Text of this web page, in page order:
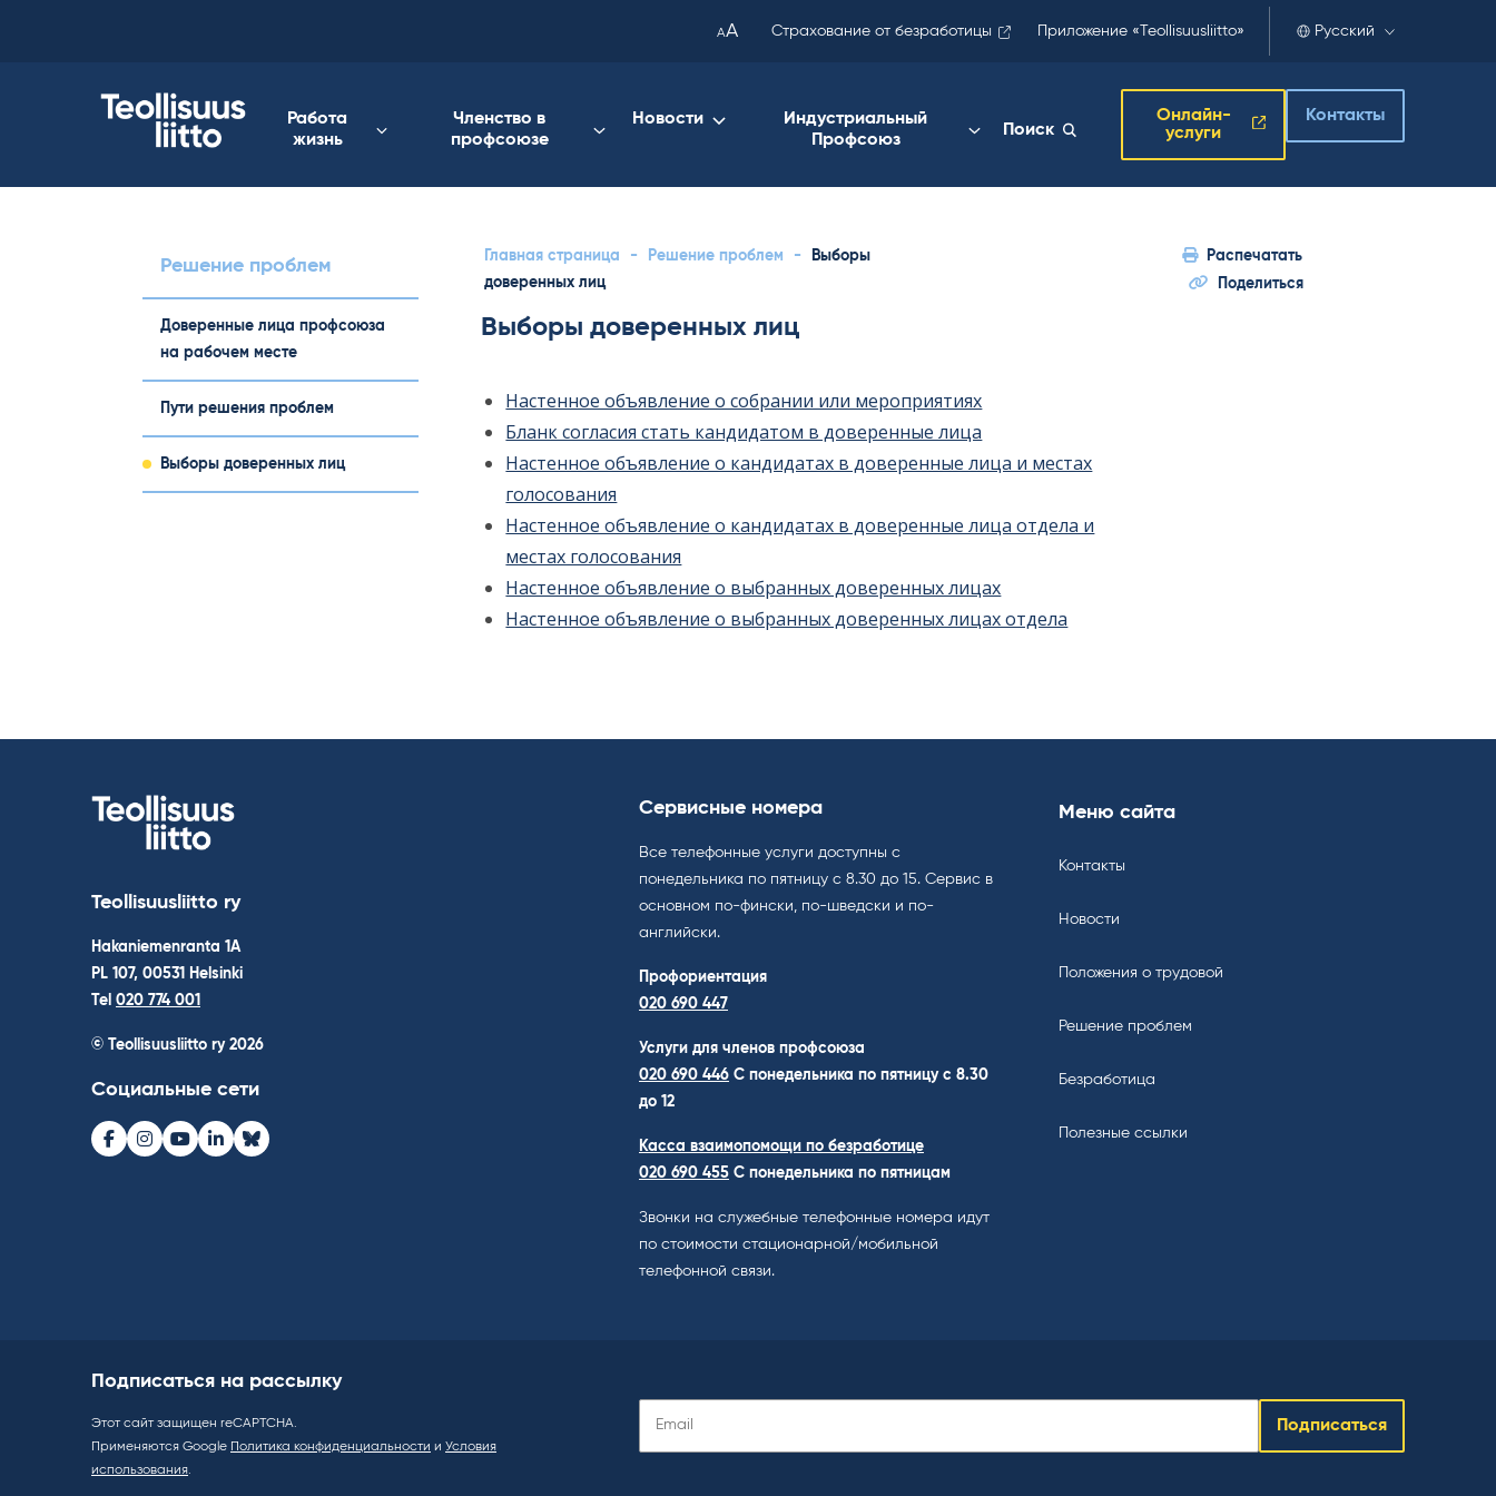
AA Страхование от безработицы Приложение «Teollisuusliitto» Русский
Работа
жизнь
Членство в
профсоюзе
Новости
Индустриальный
Профсоюз
Поиск
Онлайн-
услуги
Контакты
Решение проблем
Доверенные лица профсоюза
на рабочем месте
Пути решения проблем
Выборы доверенных лиц
Главная страница - Решение проблем -
Выборы
доверенных лиц
Выборы доверенных лиц
Настенное объявление о собрании или мероприятиях
Бланк согласия стать кандидатом в доверенные лица
Настенное объявление о кандидатах в доверенные лица и местах
голосования
Настенное объявление о кандидатах в доверенные лица отдела и
местах голосования
Настенное объявление о выбранных доверенных лицах
Настенное объявление о выбранных доверенных лицах отдела
Распечатать
Поделиться
your
Teollisuusliitto ry
Hakaniemenranta 1A
PL 107, 00531 Helsinki
Tel 020 774 001
© Teollisuusliitto ry 2026
Социальные сети
Facebook
Instagram
Youtube
LinkedInBluesky
Сервисные номера
Все телефонные услуги доступны с
понедельника по пятницу с 8.30 до 15. Cервис в
основном по-фински, по-шведски и по-
английски.
Профориентация
020 690 447
Услуги для членов профсоюза
020 690 446 C понедельника по пятницу с 8.30
до 12
Касса взаимопомощи по безработице
020 690 455 С понедельника по пятницам
Звонки на служебные телефонные номера идут
по стоимости стационарной/мобильной
телефонной связи.
Меню сайта
Контакты
Новости
Положения о трудовой
Решение проблем
Безработица
Полезные ссылки
Подписаться на рассылку
Этот сайт защищен reCAPTCHA.
Применяются Google
Политика конфиденциальности и Условия
использования.
Подписаться